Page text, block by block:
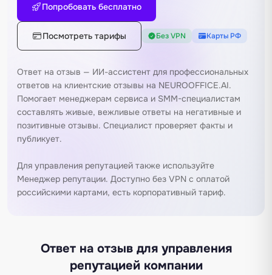
Попробовать бесплатно
Посмотреть тарифы Без VPN Карты РФ
Ответ на отзыв — ИИ-ассистент для профессиональных
ответов на клиентские отзывы на NEUROOFFICE.AI.
Помогает менеджерам сервиса и SMM-специалистам
составлять живые, вежливые ответы на негативные и
позитивные отзывы. Специалист проверяет факты и
публикует.
Для управления репутацией также используйте
Менеджер репутации. Доступно без VPN с оплатой
российскими картами, есть корпоративный тариф.
Ответ на отзыв для управления
репутацией компании